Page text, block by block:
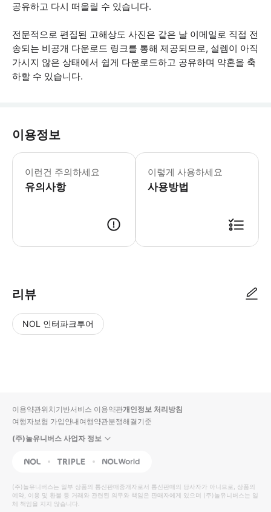
공유하고 다시 떠올릴 수 있습니다.
전문적으로 편집된 고해상도 사진은 같은 날 이메일로 직접 전
송되는 비공개 다운로드 링크를 통해 제공되므로, 설렘이 아직
가시지 않은 상태에서 쉽게 다운로드하고 공유하며 약혼을 축
하할 수 있습니다.
이용정보
이런건 주의하세요
유의사항
• 예약 후 사진작가가 깜짝 프로포즈
이렇게 사용하세요
사용방법
리뷰
NOL 인터파크투어
입니
다.
높
은
순
동
영
상
순
상
이용약관위치기반서비스 이용약관개인정보 처리방침
여행자보험 가입안내여행약관분쟁해결기준
(주)놀유니버스 사업자 정보
NOL Triple Interpark Global
(주)놀유니버스는 일부 상품의 통신판매중개자로서 통신판매의 당사자가 아니므로, 상품의
예약, 이용 및 환불 등 거래와 관련된 의무와 책임은 판매자에게 있으며 (주)놀유니버스는 일
체 책임을 지지 않습니다.